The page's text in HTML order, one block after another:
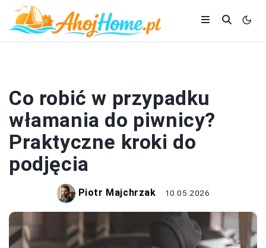
Co robić w przypadku
włamania do piwnicy?
Praktyczne kroki do
podjęcia
Piotr Majchrzak 10.05.2026